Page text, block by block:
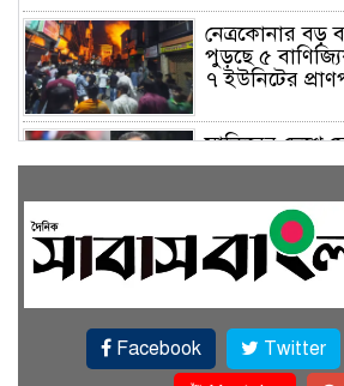
নেত্রকোনার বড়
পুড়ছে ৫
৭ ইউনিটের
সাকিবের দেশে
ফেরার সম্ভাবনা
ফেসবুকে যুক্ত
হলো ডিজিটাল
বৃষ্টি উপেক্ষা
Facebook
Twitter